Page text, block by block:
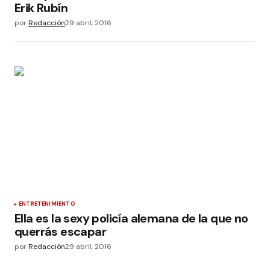
Erik Rubín
porRedacción29 abril, 2016
ENTRETENIMIENTO
Ella es la sexy policía alemana de la que no
querrás escapar
porRedacción29 abril, 2016